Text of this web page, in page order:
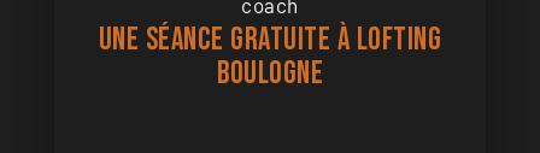
coach
Une séance gratuite à Lofting
Boulogne